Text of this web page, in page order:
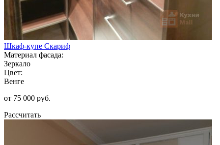
Шкаф-купе Скариф
Материал фасада:
Зеркало
Цвет:
Венге
от 75 000 руб.
Рассчитать